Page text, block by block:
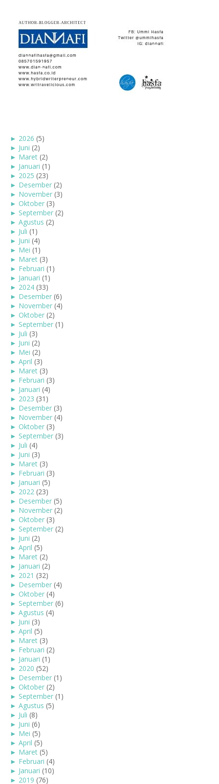
► 2026 (5)
► Juni (2)
► Maret (2)
► Januari (1)
► 2025 (23)
► Desember (2)
► November (3)
► Oktober (3)
► September (2)
► Agustus (2)
► Juli (1)
► Juni (4)
► Mei (1)
► Maret (3)
► Februari (1)
► Januari (1)
► 2024 (33)
► Desember (6)
► November (4)
► Oktober (2)
► September (1)
► Juli (3)
► Juni (2)
► Mei (2)
► April (3)
► Maret (3)
► Februari (3)
► Januari (4)
► 2023 (31)
► Desember (3)
► November (4)
► Oktober (3)
► September (3)
► Juli (4)
► Juni (3)
► Maret (3)
► Februari (3)
► Januari (5)
► 2022 (23)
► Desember (5)
► November (2)
► Oktober (3)
► September (2)
► Juni (2)
► April (5)
► Maret (2)
► Januari (2)
► 2021 (32)
► Desember (4)
► Oktober (4)
► September (6)
► Agustus (4)
► Juni (3)
► April (5)
► Maret (3)
► Februari (2)
► Januari (1)
► 2020 (52)
► Desember (1)
► Oktober (2)
► September (1)
► Agustus (5)
► Juli (8)
► Juni (6)
► Mei (5)
► April (5)
► Maret (5)
► Februari (4)
► Januari (10)
► 2019 (76)